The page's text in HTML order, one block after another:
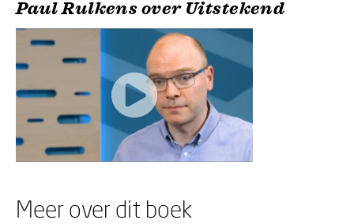
Paul Rulkens over Uitstekend
Meer over dit boek